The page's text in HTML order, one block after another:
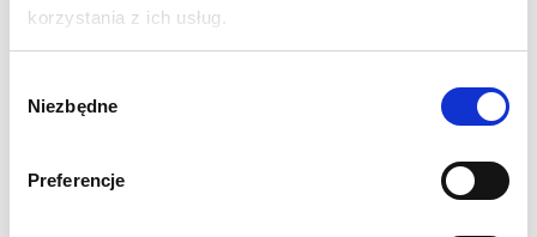
korzystania z ich usług.
zgody
Niezbędne
Preferencje
Grafika Indoor posiada 6 miesięcy gwarancji.
Wymiar: